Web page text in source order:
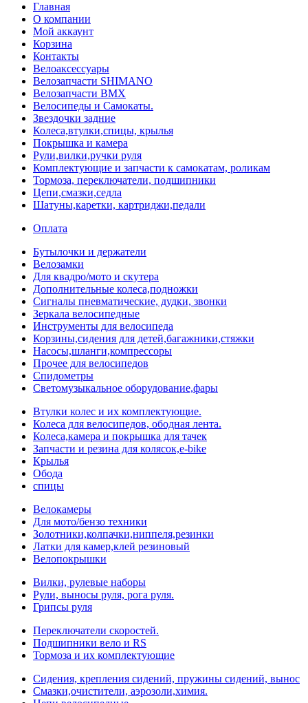
Главная
О компании
Мой аккаунт
Корзина
Контакты
Велоаксессуары
Велозапчасти SHIMANO
Велозапчасти BMX
Велосипеды и Самокаты.
Звездочки задние
Колеса,втулки,спицы, крылья
Покрышка и камера
Рули,вилки,ручки руля
Комплектующие и запчасти к самокатам, роликам
Тормоза, переключатели, подшипники
Цепи,смазки,седла
Шатуны,каретки, картриджи,педали
Оплата
Бутылочки и держатели
Велозамки
Для квадро/мото и скутера
Дополнительные колеса,подножки
Сигналы пневматические, дудки, звонки
Зеркала велосипедные
Инструменты для велосипеда
Корзины,сидения для детей,багажники,стяжки
Насосы,шланги,компрессоры
Прочее для велосипедов
Спидометры
Светомузыкальное оборудование,фары
Втулки колес и их комплектующие.
Колеса для велосипедов, ободная лента.
Колеса,камера и покрышка для тачек
Запчасти и резина для колясок,e-bike
Крылья
Обода
спицы
Велокамеры
Для мото/бензо техники
Золотники,колпачки,ниппеля,резинки
Латки для камер,клей резиновый
Велопокрышки
Вилки, рулевые наборы
Рули, выносы руля, рога руля.
Грипсы руля
Переключатели скоростей.
Подшипники вело и RS
Тормоза и их комплектующие
Сидения, крепления сидений, пружины сидений, вынос
Смазки,очистители, аэрозоли,химия.